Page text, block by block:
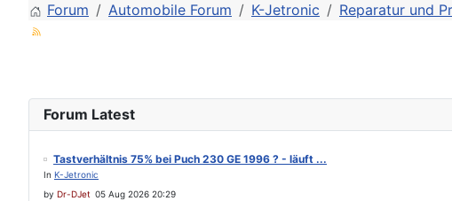
Forum Automobile Forum K-Jetronic Reparatur und
Forum Latest
Tastverhältnis 75% bei Puch 230 GE 1996 ? - läuft ...
In K-Jetronic
by Dr-DJet 05 Aug 2026 20:29